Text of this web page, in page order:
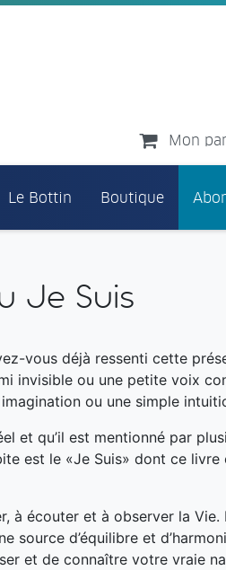
Mon
Le Bottin Boutique
Je Suis
vous déjà ressenti cette
invisible ou une petite voix
ou une simple
et qu’il est mentionné par
est le «Je Suis» dont ce
à écouter et à observer la
source d’équilibre et
et de connaître votre vraie